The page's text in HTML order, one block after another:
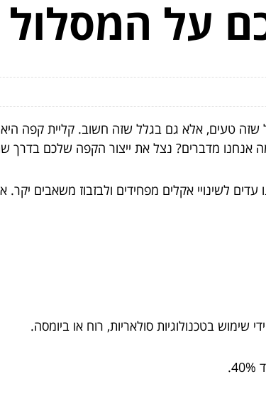
על המסלול
שזה טעים, אלא גם בגלל שזה חשוב. קליית קפה
אנחנו מדברים? נצל את ייצור הקפה שלכם בדרך
לשינויי אקלים מפחידים ולבזבוז משאבים
בטכנולוגיות סולאריות, רוח או ביומסה.